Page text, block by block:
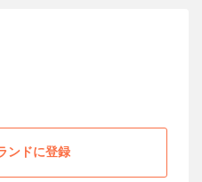
ンドに登録